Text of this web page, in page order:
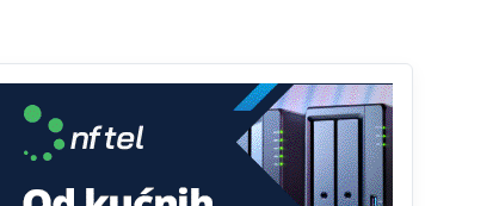
vjeka,neko rece za Radovana i Ratka kaki su oni
srbi...i poce dalje da besjedi znam ja dobro sta je
bilo u Ag-ci...
Анонимно2810587
Proguglajte